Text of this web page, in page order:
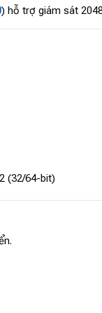
) hỗ trợ giám sát
(32/64-bit)